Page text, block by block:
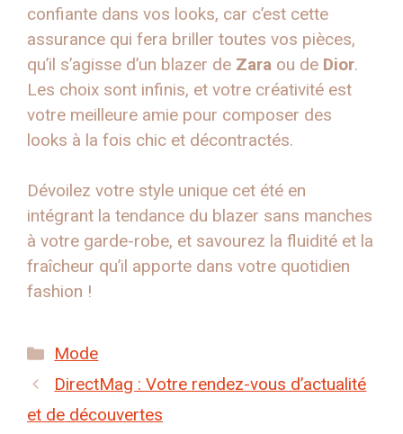
confiante dans vos looks, car c’est cette
assurance qui fera briller toutes vos pièces,
qu’il s’agisse d’un blazer de Zara ou de Dior.
Les choix sont infinis, et votre créativité est
votre meilleure amie pour composer des
looks à la fois chic et décontractés.
Dévoilez votre style unique cet été en
intégrant la tendance du blazer sans manches
à votre garde-robe, et savourez la fluidité et la
fraîcheur qu’il apporte dans votre quotidien
fashion !
Catégories
Mode
DirectMag : Votre rendez-vous d’actualité
et de découvertes